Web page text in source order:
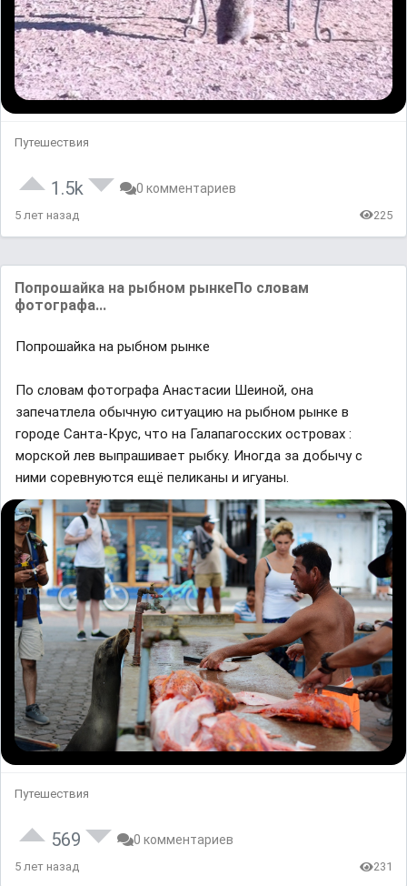
Путешествия
1.5k 0 комментариев
5 лет назад 225
Попрошайка на рыбном рынкеПо словам
фотографа...
Попрошайка на рыбном рынке
По словам фотографа Анастасии Шеиной, она
запечатлела обычную ситуацию на рыбном рынке в
городе Санта-Крус, что на Галапагосских островах :
морской лев выпрашивает рыбку. Иногда за добычу с
ними соревнуются ещё пеликаны и игуаны.
Путешествия
569 0 комментариев
5 лет назад 231